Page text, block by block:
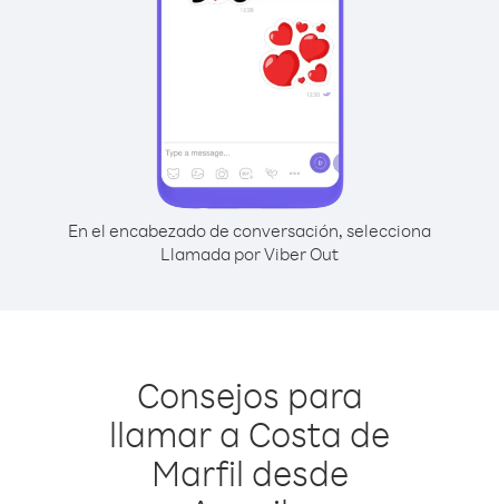
En el encabezado de conversación, selecciona
Llamada por Viber Out
Consejos para
llamar a Costa de
Marfil desde